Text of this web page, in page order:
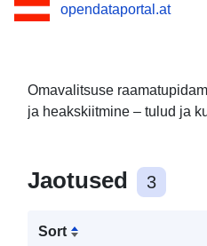
(Statistik
opendataportal.at
Omavalitsuse
ja heakskiitmine – tulud ja
Jaotused 3
Sort